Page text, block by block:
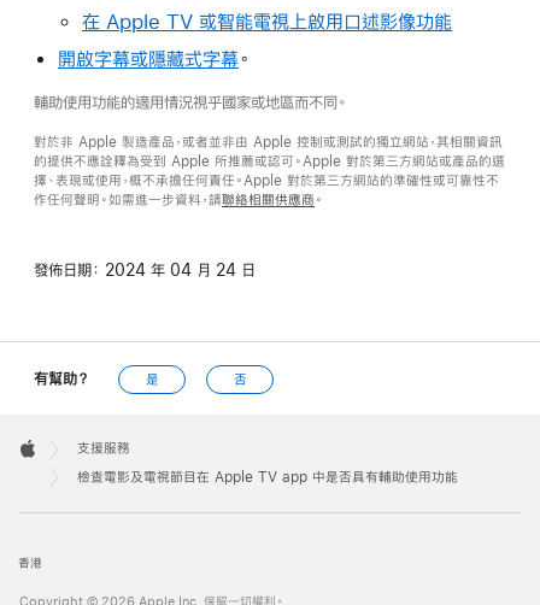
在 Apple TV 或智能電視上啟用口述影像功能
開啟字幕或隱藏式字幕。
輔助使用功能的適用情況視乎國家或地區而不同。
對於非 Apple 製造產品，或者並非由 Apple 控制或測試的獨立網站，其相關資訊
的提供不應詮釋為受到 Apple 所推薦或認可。Apple 對於第三方網站或產品的選
擇、表現或使用，概不承擔任何責任。Apple 對於第三方網站的準確性或可靠性不
作任何聲明。如需進一步資料，請聯絡相關供應商 。
發佈日期： 2024 年 04 月 24 日
有幫助？ 是 否
Footer

Apple
支援服務
檢查電影及電視節目在 Apple TV app 中是否具有輔助使用功能
香港
Copyright © 2026 Apple Inc. 保留一切權利。